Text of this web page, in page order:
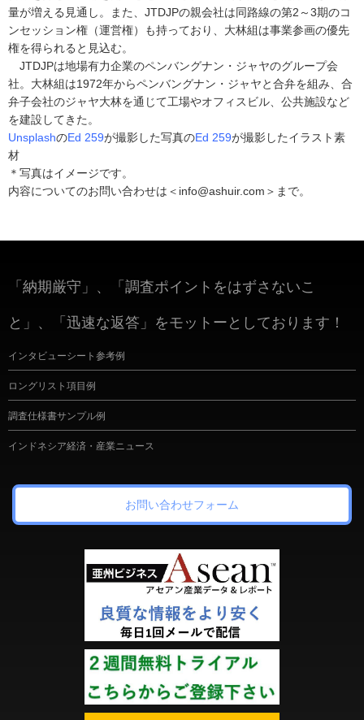
量が増える見通し。また、JTDJPの親会社は同路線の第2～3期のコ
ンセッション権（運営権）も持っており、大林組は事業参画の優先
権を得られると見込む。
JTDJPは地場有力企業のペンバングナン・ジャヤのグループ会
社。大林組は1972年からペンバングナン・ジャヤと合弁を組み、合
弁子会社のジャヤ大林を通じて工場やオフィスビル、公共施設など
を建設してきた。
UnsplashのEd 259が撮影した写真のEd 259が撮影したイラスト素
材
＊写真はイメージです。
内容についてのお問い合わせは＜info@ashuir.com＞まで。
「納期厳守」、「調査ポイントをはずさないこ
と」、「迅速な返答」をモットーとしております！
インタビューシート参考例
ロングリスト項目例
調査仕様書サンプル例
インドネシア経済・産業ニュース
お問い合わせフォーム